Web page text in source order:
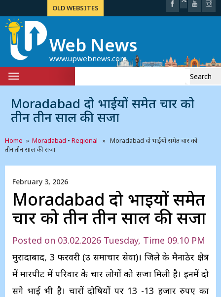
OLD WEBSITES
Web News
www.upwebnews.com
Toggle
navigation
Moradabad दो भाईयों समेत चार को
तीन तीन साल की सजा
Home » Moradabad • Regional » Moradabad दो भाईयों समेत चार को
तीन तीन साल की सजा
February 3, 2026
Moradabad दो भाईयों समेत
चार को तीन तीन साल की सजा
Posted on 03.02.2026 Tuesday, Time 09.10 PM
मुरादाबाद, 3 फरवरी (उप्र समाचार सेवा)। जिले के मैनाठेर क्षेत्र
में मारपीट में परिवार के चार लोगों को सजा मिली है। इनमें दो
सगे भाई भी है। चारों दोषियों पर 13 -13 हजार रुपए का